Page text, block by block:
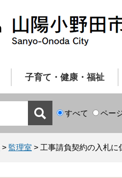
子育て・健康・福祉
すべて ペー
> 監理室 > 工事請負契約の入札に